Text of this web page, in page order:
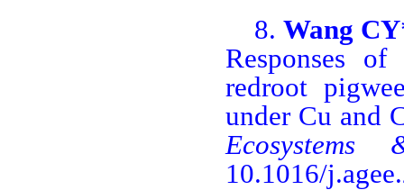
8.Wang CY
Responses
redroot
under Cu and
Ecosystems
10.1016/